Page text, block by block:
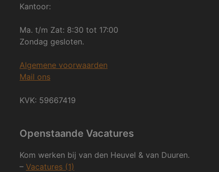
Kantoor:
Ma. t/m Zat: 8:30 tot 17:00
Zondag gesloten.
Algemene voorwaarden
Mail ons
KVK: 59667419
Openstaande Vacatures
Kom werken bij van den Heuvel & van Duuren.
– Vacatures (1)